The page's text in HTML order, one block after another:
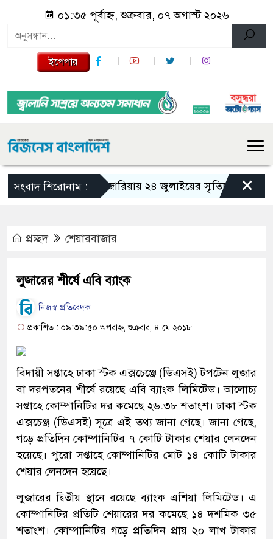
০১:৩৫ পূর্বাহ্ন, শুক্রবার, ০৭ অগাস্ট ২০২৬
ইপেপার
সংবাদ শিরোনাম :গজারিয়ায় ২৪ জুলাইয়ের স্মৃতিচারণ: গুমের
×
প্রচ্ছদ শেয়ারবাজার
লুজারের শীর্ষে এবি ব্যাংক
নিজস্ব প্রতিবেদক
প্রকাশিত : ০৯:৩৯:৫০ অপরাহ্ন, শুক্রবার, ৪ মে ২০১৮
বিদায়ী সপ্তাহে ঢাকা স্টক এক্সচেঞ্জে (ডিএসই) টপটেন লুজার
বা দরপতনের শীর্ষে রয়েছে এবি ব্যাংক লিমিটেড। আলোচ্য
সপ্তাহে কোম্পানিটির দর কমেছে ২৬.৩৮ শতাংশ। ঢাকা স্টক
এক্সচেঞ্জ (ডিএসই) সূত্রে এই তথ্য জানা গেছে। জানা গেছে,
গড়ে প্রতিদিন কোম্পানিটির ৭ কোটি টাকার শেয়ার লেনদেন
হয়েছে। পুরো সপ্তাহে কোম্পানিটির মোট ১৪ কোটি টাকার
শেয়ার লেনদেন হয়েছে।
লুজারের দ্বিতীয় স্থানে রয়েছে ব্যাংক এশিয়া লিমিটেড। এ
কোম্পানিটির প্রতিটি শেয়ারের দর কমেছে ১৪ দশমিক ৩৫
শতাংশ। কোম্পানিটির গড়ে প্রতিদিন প্রায় ২০ লাখ টাকার